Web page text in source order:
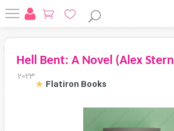
Hell Bent: A Novel (Alex
2023
Flatiron Books